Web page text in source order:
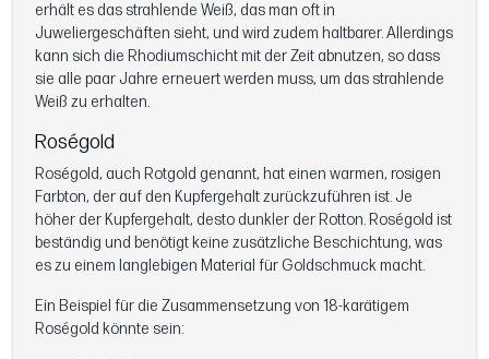
erhält es das strahlende Weiß, das man oft in
Juweliergeschäften sieht, und wird zudem haltbarer. Allerdings
kann sich die Rhodiumschicht mit der Zeit abnutzen, so dass
sie alle paar Jahre erneuert werden muss, um das strahlende
Weiß zu erhalten.
Roségold
Roségold, auch Rotgold genannt, hat einen warmen, rosigen
Farbton, der auf den Kupfergehalt zurückzuführen ist. Je
höher der Kupfergehalt, desto dunkler der Rotton. Roségold ist
beständig und benötigt keine zusätzliche Beschichtung, was
es zu einem langlebigen Material für Goldschmuck macht.
Ein Beispiel für die Zusammensetzung von 18-karätigem
Roségold könnte sein: